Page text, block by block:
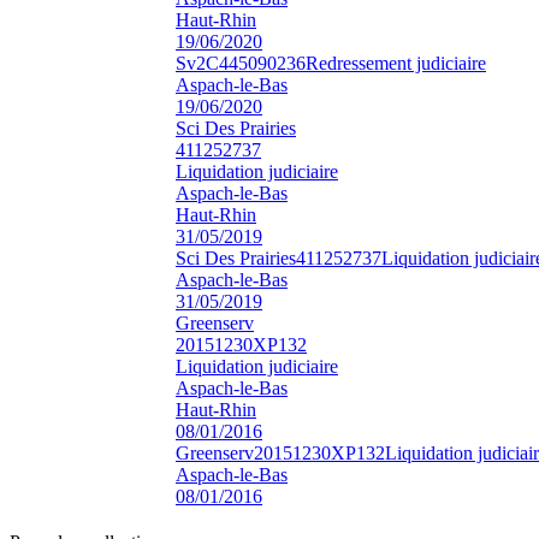
Haut-Rhin
19/06/2020
Sv2C445090236Redressement judiciaire
Aspach-le-Bas
19/06/2020
Sci Des Prairies
411252737
Liquidation judiciaire
Aspach-le-Bas
Haut-Rhin
31/05/2019
Sci Des Prairies411252737Liquidation
Aspach-le-Bas
31/05/2019
Greenserv
20151230XP132
Liquidation judiciaire
Aspach-le-Bas
Haut-Rhin
08/01/2016
Greenserv20151230XP132Liquidation
Aspach-le-Bas
08/01/2016